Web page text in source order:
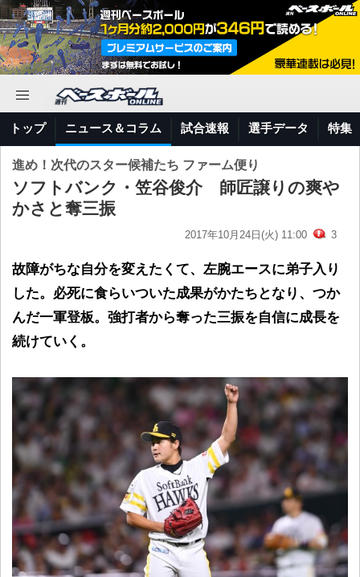
トップ ニュース＆コラム 試合速報 選手データ 特集
進め！次代のスター候補たち ファーム便り
ソフトバンク・笠谷俊介 師匠譲りの爽や
かさと奪三振
2017年10月24日(火) 11:00 3
故障がちな自分を変えたくて、左腕エースに弟子入り
した。必死に食らいついた成果がかたちとなり、つか
んだ一軍登板。強打者から奪った三振を自信に成長を
続けていく。